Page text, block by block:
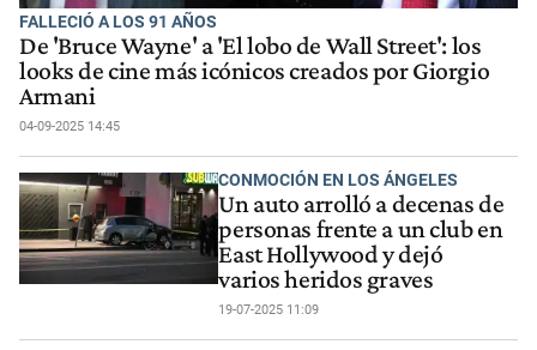
FALLECIÓ A LOS 91 AÑOS
De 'Bruce Wayne' a 'El lobo de Wall Street': los
looks de cine más icónicos creados por Giorgio
Armani
04-09-2025 14:45
CONMOCIÓN EN LOS ÁNGELES
Un auto arrolló a decenas de
personas frente a un club en
East Hollywood y dejó
varios heridos graves
19-07-2025 11:09